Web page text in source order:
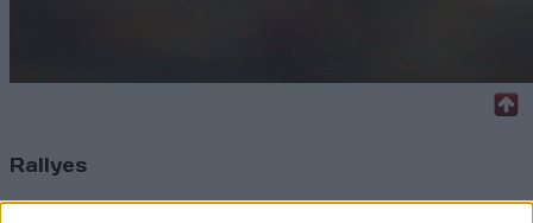
Rallyes
WRC